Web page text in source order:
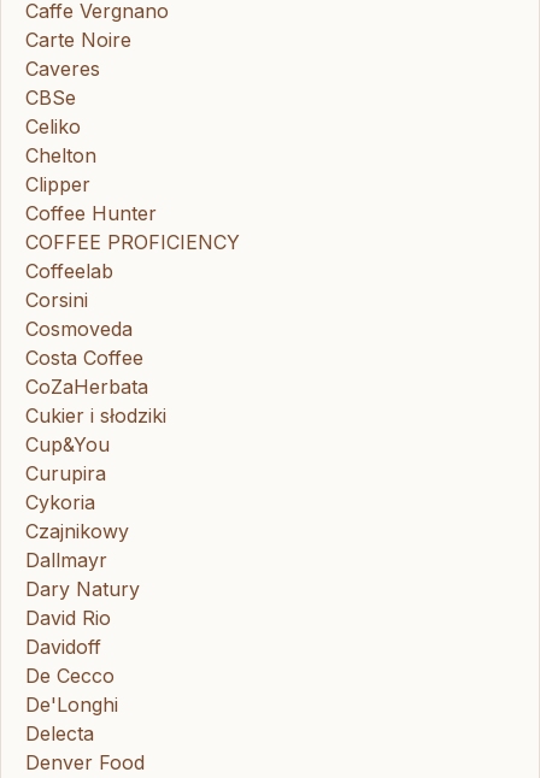
Caffe Vergnano
Carte Noire
Caveres
CBSe
Celiko
Chelton
Clipper
Coffee Hunter
COFFEE PROFICIENCY
Coffeelab
Corsini
Cosmoveda
Costa Coffee
CoZaHerbata
Cukier i słodziki
Cup&You
Curupira
Cykoria
Czajnikowy
Dallmayr
Dary Natury
David Rio
Davidoff
De Cecco
De'Longhi
Delecta
Denver Food